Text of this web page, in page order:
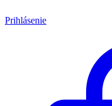
Prihlásenie